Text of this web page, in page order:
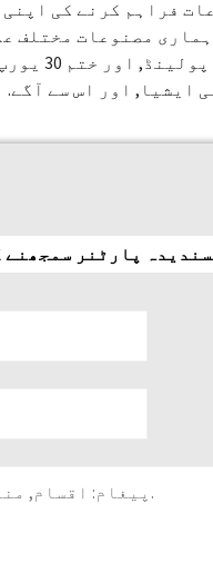
فراہم کرنے کی اپنی
مصنوعات مختلف
جرمنی سمیت,
ایشیا, اور اس سے آگے.